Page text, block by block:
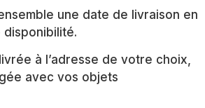
une date de livraison en
à l’adresse de votre choix,
avec vos objets